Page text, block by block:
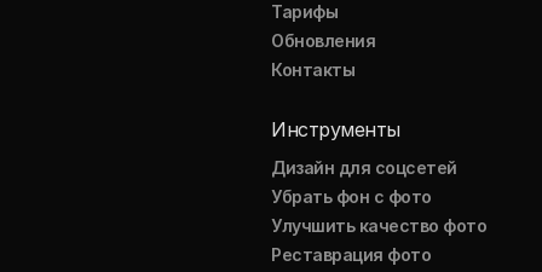
Тарифы
Обновления
Контакты
Инструменты
Дизайн для соцсетей
Убрать фон с фото
Улучшить качество фото
Реставрация фото